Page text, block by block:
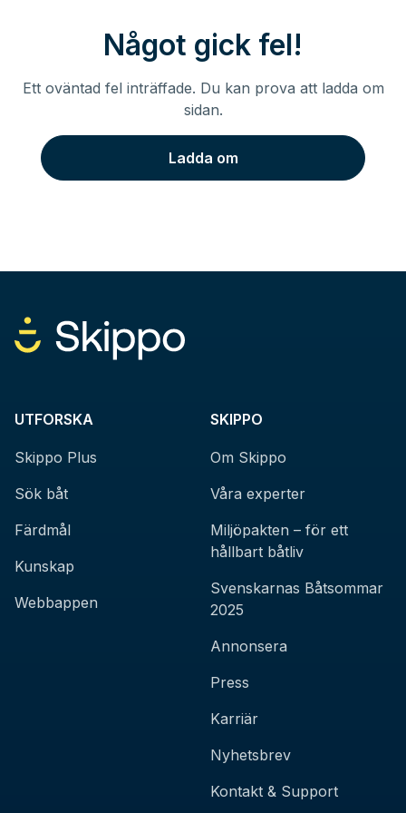
Något gick fel!
Ett oväntad fel inträffade. Du kan prova att ladda om
sidan.
Ladda om
UTFORSKA
Skippo Plus
Sök båt
Färdmål
Kunskap
Webbappen
SKIPPO
Om Skippo
Våra experter
Miljöpakten – för ett
hållbart båtliv
Svenskarnas Båtsommar
2025
Annonsera
Press
Karriär
Nyhetsbrev
Kontakt & Support